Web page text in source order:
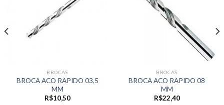
BROCAS
BROCA ACO RAPIDO 03,5
MM
R$10,50
BROCAS
BROCA ACO RAPIDO 08
MM
R$22,40